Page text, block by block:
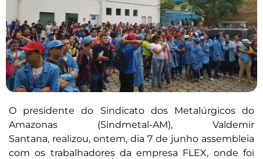
O presidente do Sindicato dos Metalúrgicos do
Amazonas (Sindmetal-AM), Valdemir
Santana, realizou, ontem, dia 7 de junho assembleia
com os trabalhadores da empresa FLEX, onde foi